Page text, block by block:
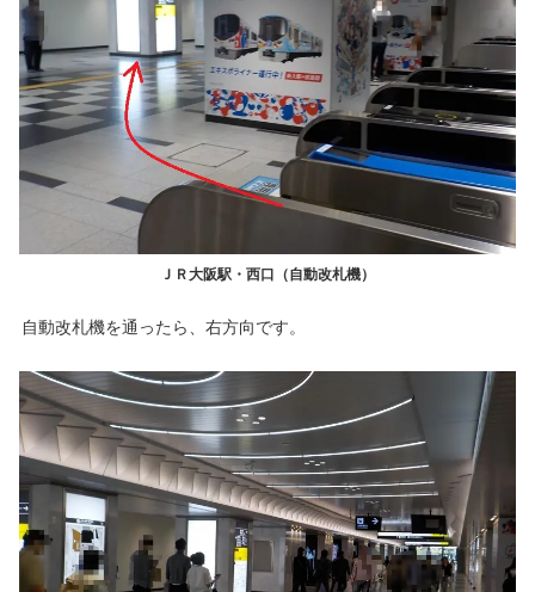
ＪＲ大阪駅・西口（自動改札機）
自動改札機を通ったら、右方向です。